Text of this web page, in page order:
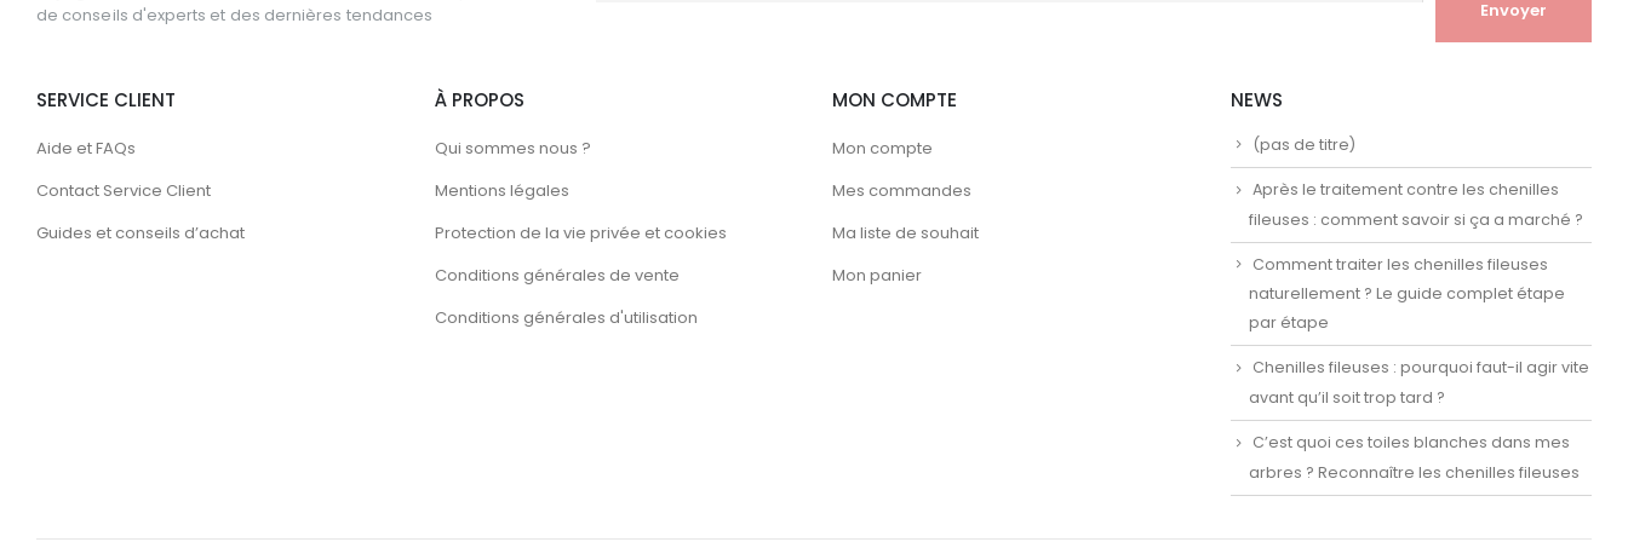
de conseils d'experts et des dernières tendances
SERVICE CLIENT
Aide et FAQs
Contact Service Client
Guides et conseils d’achat
À PROPOS
Qui sommes nous ?
Mentions légales
Protection de la vie privée et cookies
Conditions générales de vente
Conditions générales d'utilisation
MON COMPTE
Mon compte
Mes commandes
Ma liste de souhait
Mon panier
NEWS
(pas de titre)
Après le traitement contre les chenilles
fileuses : comment savoir si ça a marché ?
Comment traiter les chenilles fileuses
naturellement ? Le guide complet étape
par étape
Chenilles fileuses : pourquoi faut-il agir vite
avant qu’il soit trop tard ?
C’est quoi ces toiles blanches dans mes
arbres ? Reconnaître les chenilles fileuses